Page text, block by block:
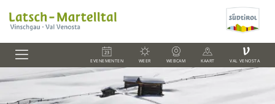
EVENEMENTEN WEER WEBCAM KAART
V
VAL VENOSTA